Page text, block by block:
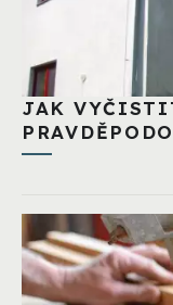
JAK